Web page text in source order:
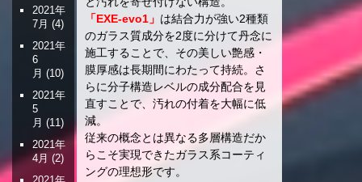
「EXE-evo1」 は結合力が強い2種類
のガラス質成分を2度に分けて丹念に
施工することで、その美しい艶感・
膜厚感は長期間にわたって持続。さ
らに分子構造レベルの成分配合を見
直すことで、汚れの付着を大幅に低
減。
従来の概念とは異なる多層構造だか
らこそ実現できたガラス系コーティ
ングの理想形です。
2021年
7月 (4)
2021年
6
月 (10)
2021年
5
月 (11)
2021年
4月 (2)